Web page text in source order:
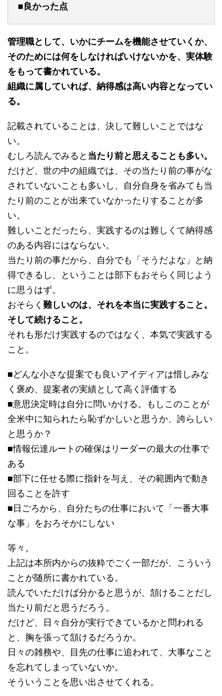
■良かった点
管理職として、いかにチームを機能させていくか、
そのためには何をしなければいけないかを、実体験
をもって書かれている。
組織に属していれば、納得感は高い内容となってい
る。
記載されていることは、決して難しいことではな
い。
むしろ読んでみると 当たり前と思えることも多い。
だけど、世の中の組織では、その当たり前の事がな
されていないことも多いし、自分自身を省みても当
たり前のことが出来ていなかったりすることが多
い。
難しいことだったら、実践するのは難しくて納得感
のある内容にはならない。
当たり前の事だから、自分でも「そうだよな」と納
得できるし、ということは部下もおそらく同じよう
に思うはず。
おそらく 難しいのは、それを本当に実践すること。
そして続けること。
それも形だけ実践するのではなく、本気で実践する
こと。
■どんな小さな提案でも良いアイディアは惜しみな
く褒め、提案者の実績として高く評価する
■意思決定時は自分に問いかける。もしこのことが
全米中に知られたら恥ずかしいと思うか、誇らしい
と思うか？
■情報伝達ルートの確保はリーダーの最大の仕事で
ある
■部下に任せる際に指針を与え、その範囲内で動き
回ることを許す
■日ごろから、自分たちの仕事において「一番大事
な事」をおろそかにしない
等々。
上記は本所内からの抜粋でごく一部だが、こういう
ことが随所に書かれている。
読んでいただけば分かると思うが、頷けることだし
当たり前だと思うだろう。
だけど、日々自分が実行できているかと問われる
と、胸を張って頷けるだろうか。
日々の雑務や、目先の仕事に追われて、大事なこと
を忘れてしまっていないか。
そういうことを思い出させてくれる。